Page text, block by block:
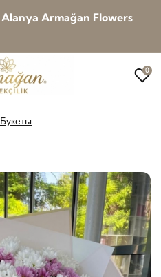
Alanya Armağan Flowers
0
Букеты